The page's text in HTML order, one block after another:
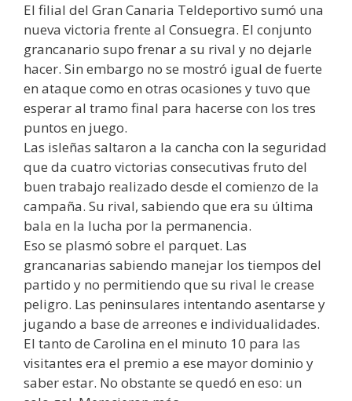
El filial del Gran Canaria Teldeportivo sumó una
nueva victoria frente al Consuegra. El conjunto
grancanario supo frenar a su rival y no dejarle
hacer. Sin embargo no se mostró igual de fuerte
en ataque como en otras ocasiones y tuvo que
esperar al tramo final para hacerse con los tres
puntos en juego.
Las isleñas saltaron a la cancha con la seguridad
que da cuatro victorias consecutivas fruto del
buen trabajo realizado desde el comienzo de la
campaña. Su rival, sabiendo que era su última
bala en la lucha por la permanencia.
Eso se plasmó sobre el parquet. Las
grancanarias sabiendo manejar los tiempos del
partido y no permitiendo que su rival le crease
peligro. Las peninsulares intentando asentarse y
jugando a base de arreones e individualidades.
El tanto de Carolina en el minuto 10 para las
visitantes era el premio a ese mayor dominio y
saber estar. No obstante se quedó en eso: un